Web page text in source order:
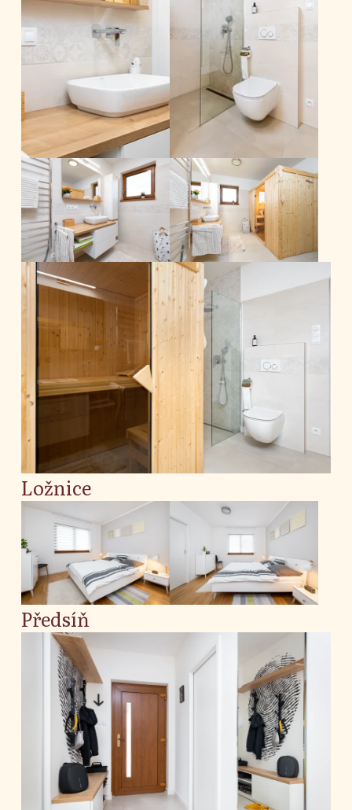
Ložnice
Předsíň